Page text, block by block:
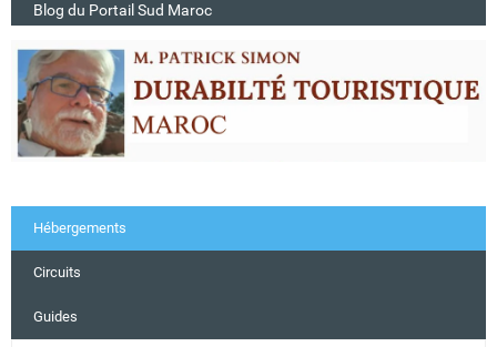
Blog du Portail Sud Maroc
Hébergements
Circuits
Guides